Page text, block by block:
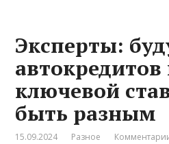
Эксперты:
автокредитов
ключевой
быть разным
15.09.2024 Разное